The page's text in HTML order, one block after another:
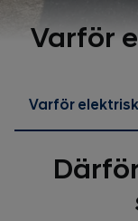
Varför
Varför